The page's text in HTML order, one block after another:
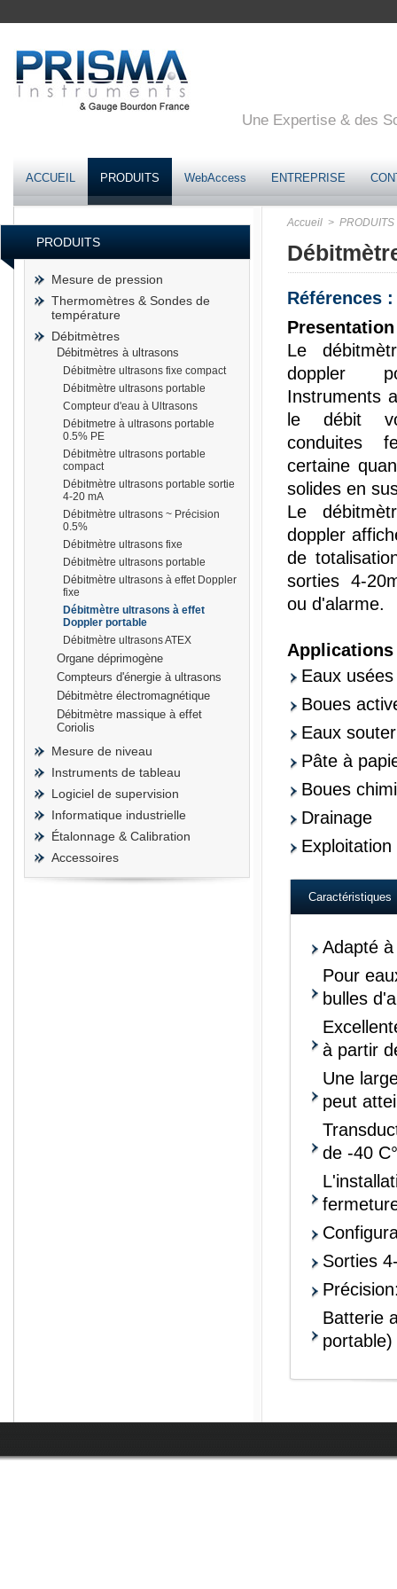
Une Expertise & des
ACCUEIL PRODUITS WebAccess ENTREPRISE
PRODUITS
Mesure de pression
Thermomètres & Sondes de
température
Débitmètres
Débitmètres à ultrasons
Débitmètre ultrasons fixe compact
Débitmètre ultrasons portable
Compteur d'eau à Ultrasons
Débitmetre à ultrasons portable
0.5% PE
Débitmètre ultrasons portable
compact
Débitmètre ultrasons portable sortie
4-20 mA
Débitmètre ultrasons ~ Précision
0.5%
Débitmètre ultrasons fixe
Débitmètre ultrasons portable
Débitmètre ultrasons à effet Doppler
fixe
Débitmètre ultrasons à effet
Doppler portable
Débitmètre ultrasons ATEX
Organe déprimogène
Compteurs d'énergie à ultrasons
Débitmètre électromagnétique
Débitmètre massique à effet
Coriolis
Mesure de niveau
Instruments de tableau
Logiciel de supervision
Informatique industrielle
Étalonnage & Calibration
Accessoires
Accueil > PRODUITS
Références :
Le
doppler
Instruments
le débit
conduites
certaine
solides en
Le
doppler
de
sorties 4-
ou d'alarme.
Eaux usées
Boues
Eaux
Pâte à
Boues
Drainage
Caractéristiques
Adapté
Pour
bulles
à partir
Une
peut
de -40
Sorties
Batterie
portable)